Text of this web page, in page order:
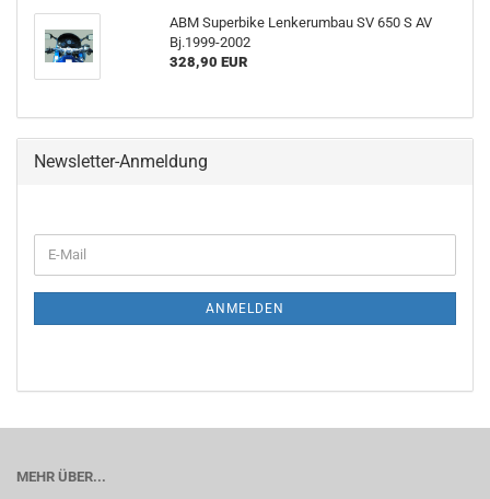
ABM Superbike Lenkerumbau SV 650 S AV
Bj.1999-2002
328,90 EUR
Newsletter-Anmeldung
ZUR
NEWSLETTER-
E-
Mail
ANMELDEN
MEHR ÜBER...